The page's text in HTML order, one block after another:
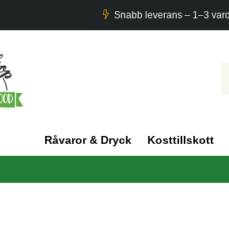
Snabb leverans – 1–3
Råvaror & Dryck Kosttillskott